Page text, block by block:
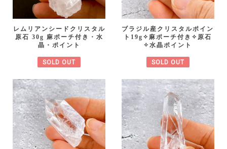
レムリアンシードクリスタル
原石 30g 麻ポーチ付き・水
晶・ポイント
SOLD OUT
ブラジル産クリスタルポイン
ト19g✧麻ポーチ付き✧原石
✧水晶ポイント
SOLD OUT